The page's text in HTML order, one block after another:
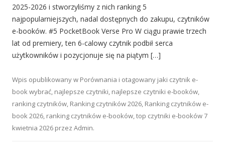
2025-2026 i stworzyliśmy z nich ranking 5
najpopularniejszych, nadal dostępnych do zakupu, czytników
e-booków. #5 PocketBook Verse Pro W ciągu prawie trzech
lat od premiery, ten 6-calowy czytnik podbił serca
użytkowników i pozycjonuje się na piątym […]
Wpis opublikowany w Porównania i otagowany jaki czytnik e-
book wybrać, najlepsze czytniki, najlepsze czytniki e-booków,
ranking czytników, Ranking czytników 2026, Ranking czytników e-
book 2026, ranking czytników e-booków,top czytniki e-booków 7
kwietnia 2026 przez Admin.